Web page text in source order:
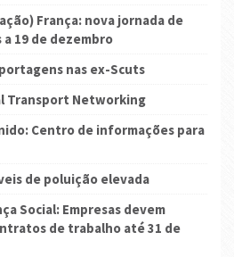
França: nova jornada de
19 de dezembro
nas ex-Scuts
Transport Networking
Centro de informações para
de poluição elevada
Social: Empresas devem
de trabalho até 31 de